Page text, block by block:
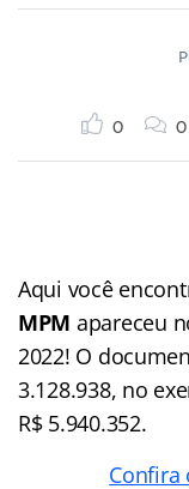
0 0
Aqui você
MPM apareceu
2022! O
3.128.938, no
R$ 5.940.352.
Confira